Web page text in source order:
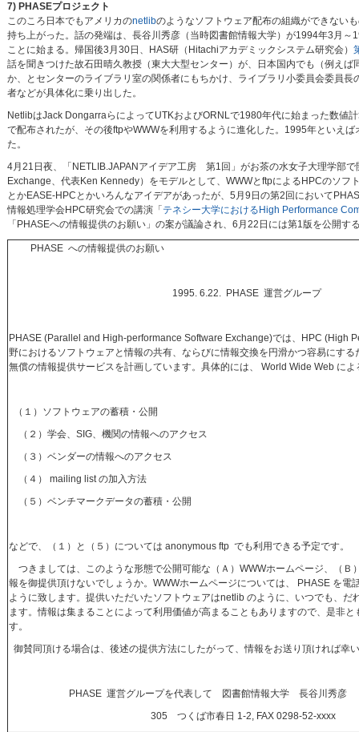
7) PHASEプロジェクト
このころ日本でもアメリカのnetlibのようなソフトウェア配布の組織ができない
持ち上がった。話の発端は、長谷川秀彦（当時図書館情報大学）が1994年3月
ことに始まる。帰国後3月30日、HAS研（Hitachiアカデミックシステム研究会）
話を聞きつけた故石田晴久教授（東大大型センター）が、日本国内でも（例え
か、とセンターのライブラリ室の関係者にもちかけ、ライブラリ小委員会委員
者などが具体化に乗り出した。
NetlibはJack DongarraらによってUTKおよびORNLで1980年代に始まった数値
で配布されたが、その後ftpやWWWを利用するように進化した。1995年といえ
た。
4月21日夜、「NETLIB.JAPANアイデア工房 第1回」がお茶の水女子大理学部
Exchange、代表Ken Kennedy）をモデルとして、WWWとftpによるHPCのソ
とかEASE-HPCとかいろんなアイデアがあったが、5月9日の第2回において
情報処理学会HPC研究会での講演「 テネシー大学におけるHigh Performance
「PHASEへの情報提供のお願い」の案が議論され、6月22日には第1版を公開す
PHASE への情報提供のお願い
1995. 6.22. PHASE 運営グループ
PHASE (Parallel and High-performance Software Exchange)では、HPC (High
野におけるソフトウェアと情報の共有、ならびに情報交換を円滑かつ容易にす
無償の情報提供サービスを計画しています。具体的には、 World Wide Web によ
（１）ソフトウェアの蓄積・公開
（２）学会、SIG、機関の情報へのアクセス
（３）ベンダーの情報へのアクセス
（４） mailing list の加入方法
（５）ベンチマークデータの蓄積・公開
などで、（１）と（５）については anonymous ftp でも利用できる予定です。
つきましては、このような形態で公開可能な（Ａ）WWWホームページ、（Ｂ
報を御提供頂けないでしょうか。WWWホームページについては、 PHASE を電
ように致します。提供いただいたソフトウェアはnetlib のように、いつでも、だ
ます。情報は集まることによって利用価値が高まることもありますので、是非
す。
御賛同頂ける場合は、後述の提供方法にしたがって、情報をお送り頂ければ幸
PHASE 運営グループを代表して 図書館情報大学 長谷川秀彦
305 つくば市春日 1-2, FAX 0298-52-xxxx